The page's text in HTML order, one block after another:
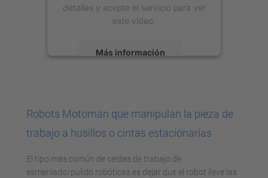
detalles y acepte el servicio para ver
este vídeo.
Más información
Management Platform
Robots Motoman que manipulan la pieza de
trabajo a husillos o cintas estacionarias
El tipo más común de celdas de trabajo de
esmerilado/pulido robóticas es dejar que el robot lleve las